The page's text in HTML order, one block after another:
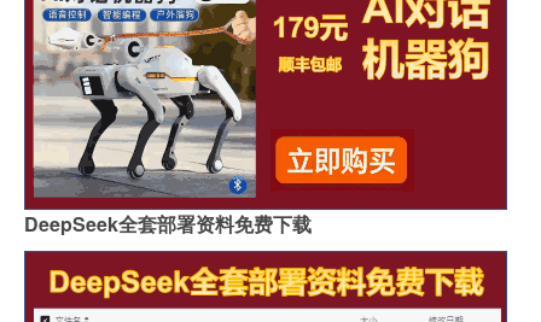
DeepSeek全套部署资料免费下载